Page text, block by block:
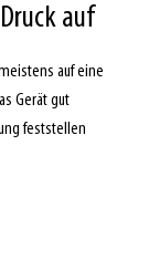
auf
auf eine
Gerät gut
feststellen